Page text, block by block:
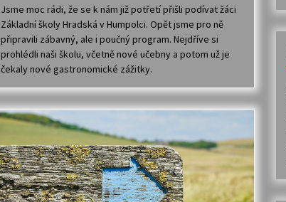
Jsme moc rádi, že se k nám již potřetí přišli podívat žáci
Základní školy Hradská v Humpolci. Opět jsme pro ně
připravili zábavný, ale i poučný program. Nejdříve si
prohlédli naši školu, včetně nové učebny a potom už je
čekaly nové gastronomické zážitky.